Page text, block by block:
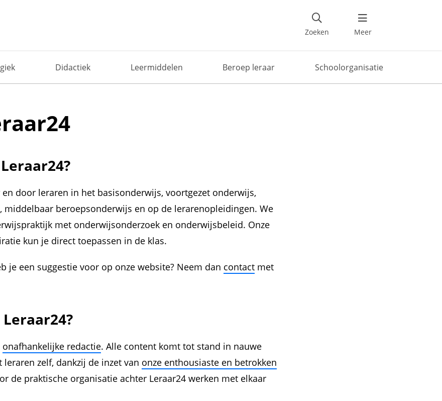
Zoeken Meer
Didactiek Leermiddelen Beroep leraar Schoolorganisatie
en door leraren in het basisonderwijs, voortgezet onderwijs,
middelbaar beroepsonderwijs en op de lerarenopleidingen. We
met onderwijsonderzoek en onderwijsbeleid. Onze
kun je direct toepassen in de klas.
je een suggestie voor op onze website? Neem dan contact met
onafhankelijke redactie. Alle content komt tot stand in nauwe
zelf, dankzij de inzet van onze enthousiaste en betrokken
de praktische organisatie achter Leraar24 werken met elkaar